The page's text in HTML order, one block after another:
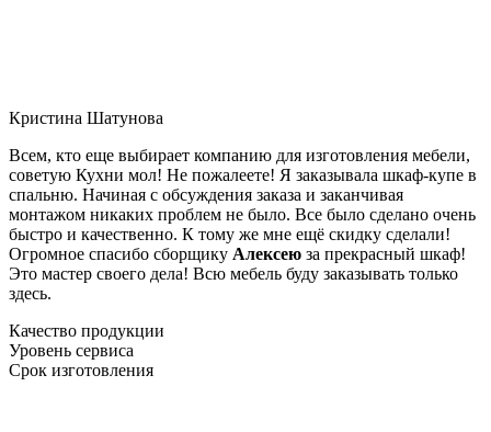
Кристина Шатунова
Всем, кто еще выбирает компанию для изготовления мебели,
советую Кухни мол! Не пожалеете! Я заказывала шкаф-купе в
спальню. Начиная с обсуждения заказа и заканчивая
монтажом никаких проблем не было. Все было сделано очень
быстро и качественно. К тому же мне ещё скидку сделали!
Огромное спасибо сборщику Алексею за прекрасный шкаф!
Это мастер своего дела! Всю мебель буду заказывать только
здесь.
Качество продукции
Уровень сервиса
Срок изготовления